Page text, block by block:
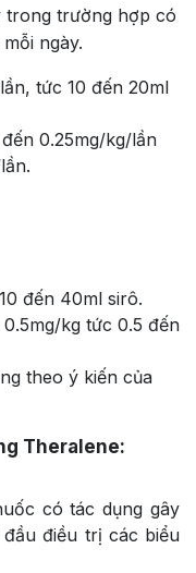
trong trường hợp có
ngày.
tức 10 đến 20ml
0.25mg/kg/lần
đến 40ml sirô.
kg tức 0.5 đến
theo ý kiến của
Theralene:
có tác dụng gây
điều trị các biểu